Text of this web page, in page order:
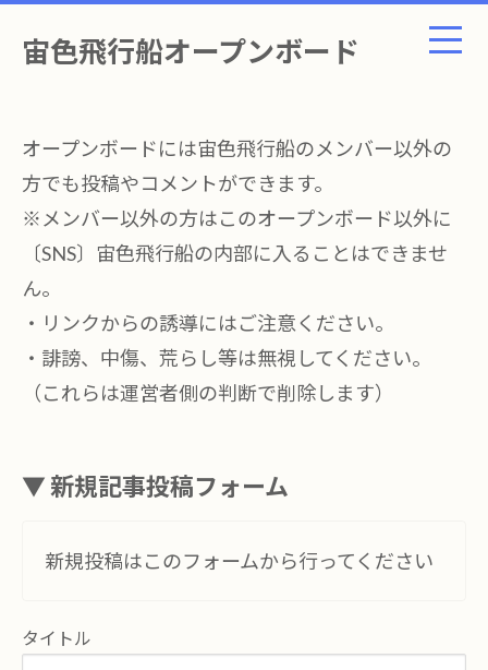
宙色飛行船オープンボード
オープンボードには宙色飛行船のメンバー以外の
方でも投稿やコメントができます。
※メンバー以外の方はこのオープンボード以外に
〔SNS〕宙色飛行船の内部に入ることはできませ
ん。
・リンクからの誘導にはご注意ください。
・誹謗、中傷、荒らし等は無視してください。
（これらは運営者側の判断で削除します）
▼ 新規記事投稿フォーム
新規投稿はこのフォームから行ってください
タイトル